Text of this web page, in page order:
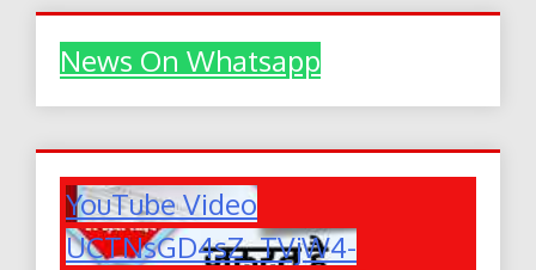
News On Whatsapp
YouTube Video
UCTNsGD4sZ_TVjW4-